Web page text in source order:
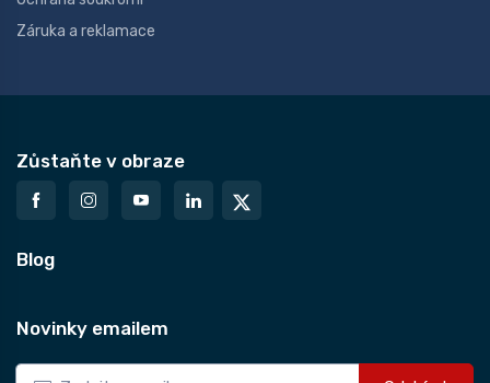
Záruka a reklamace
Zůstaňte v obraze
Blog
Novinky emailem